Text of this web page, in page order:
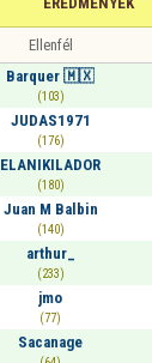
Ellenfél
Barquer 🇲🇽
(103)
JUDAS1971
(176)
ELANIKILADOR
(180)
Juan M Balbin
(140)
arthur_
(233)
jmo
(77)
Sacanage